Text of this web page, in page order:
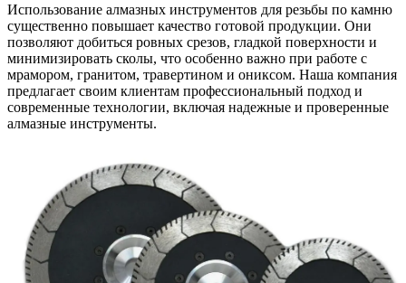
Использование алмазных инструментов для резьбы по камню
существенно повышает качество готовой продукции. Они
позволяют добиться ровных срезов, гладкой поверхности и
минимизировать сколы, что особенно важно при работе с
мрамором, гранитом, травертином и ониксом. Наша компания
предлагает своим клиентам профессиональный подход и
современные технологии, включая надежные и проверенные
алмазные инструменты.